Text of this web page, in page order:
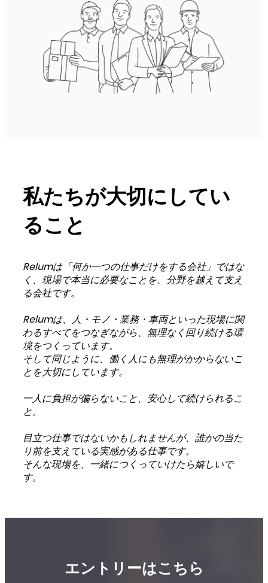
私たちが大切にしてい
ること
Relumは「何か一つの仕事だけをする会社」ではな
く、現場で本当に必要なことを、分野を越えて支え
る会社です。
Relumは、人・モノ・業務・車両といった現場に関
わるすべてをつなぎながら、無理なく回り続ける環
境をつくっています。
そして同じように、働く人にも無理がかからないこ
とを大切にしています。
一人に負担が偏らないこと、安心して続けられるこ
と。
目立つ仕事ではないかもしれませんが、誰かの当た
り前を支えている実感がある仕事です。
そんな現場を、一緒につくっていけたら嬉しいで
す。
エントリーはこちら